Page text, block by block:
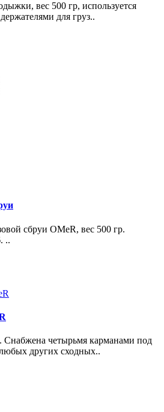
вес 500 гр, используется
для груз..
сбруи OMeR, вес 500 гр.
..
Снабжена четырьмя карманами под
других сходных..